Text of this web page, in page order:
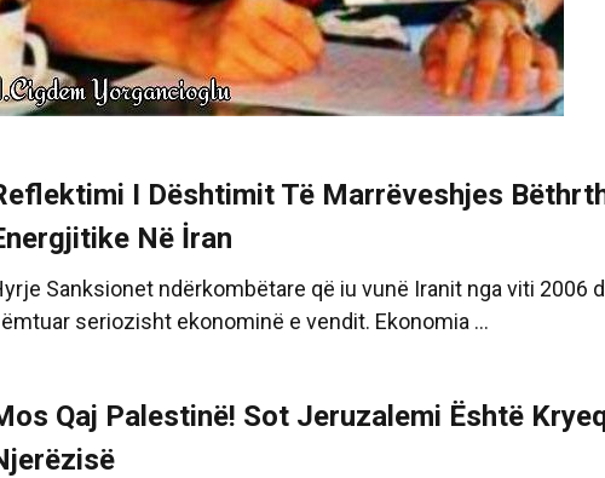
I Dështimit Të Marrëveshjes
Në İran
Sanksionet ndërkombëtare që iu vunë Iranit nga viti 2006
seriozisht ekonominë e vendit. Ekonomia ...
Qaj Palestinë! Sot Jeruzalemi Është